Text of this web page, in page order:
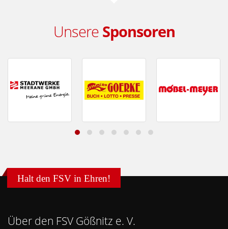
Unsere Sponsoren
Halt den FSV in Ehren!
Über den FSV Gößnitz e. V.